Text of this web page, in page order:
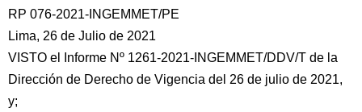
RP 076-2021-INGEMMET/PE
Lima, 26 de Julio de 2021
VISTO el Informe Nº 1261-2021-INGEMMET/DDV/T de la
Dirección de Derecho de Vigencia del 26 de julio de 2021,
y;